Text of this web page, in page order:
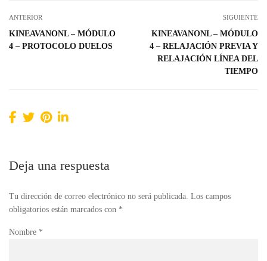
ANTERIOR
KINEAVANONL – MÓDULO
4 – PROTOCOLO DUELOS
SIGUIENTE
KINEAVANONL – MÓDULO
4 – RELAJACIÓN PREVIA Y
RELAJACIÓN LÍNEA DEL
TIEMPO
Deja una respuesta
Tu dirección de correo electrónico no será publicada. Los campos
obligatorios están marcados con *
Nombre *